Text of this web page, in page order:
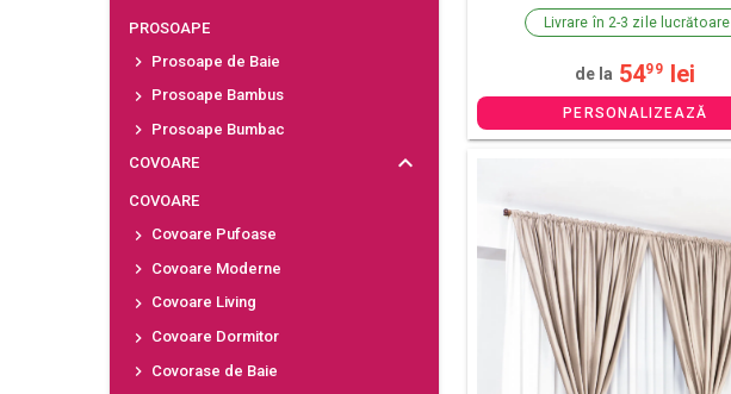
PROSOAPE
Prosoape de Baie
Prosoape Bambus
Prosoape Bumbac
COVOARE
COVOARE
Covoare Pufoase
Covoare Moderne
Covoare Living
Covoare Dormitor
Covorase de Baie
Livrare în 2-3 zile lucrătoare
de la 5499 lei
PERSONALIZEAZĂ